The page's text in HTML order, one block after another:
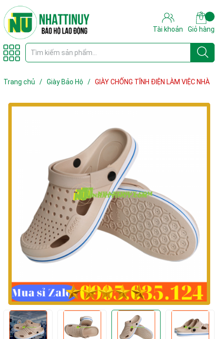
Tài khoản Giỏ hàng
Trang chủ / Giày Bảo Hộ / GIÀY CHỐNG TĨNH ĐIỆN LÀM VIỆC NHÀ